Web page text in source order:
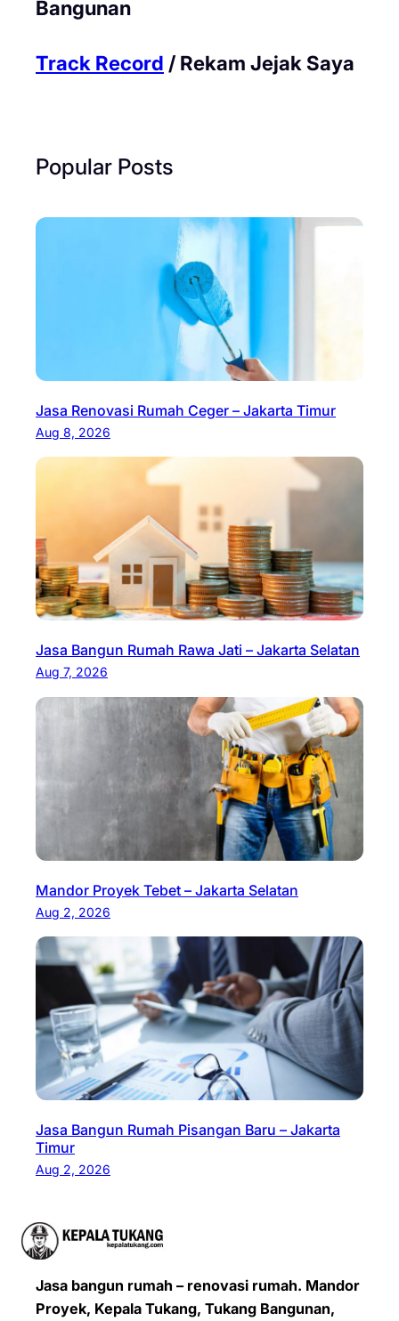
Bangunan
Track Record / Rekam Jejak Saya
Popular Posts
Jasa Renovasi Rumah Ceger – Jakarta Timur
Aug 8, 2026
Jasa Bangun Rumah Rawa Jati – Jakarta Selatan
Aug 7, 2026
Mandor Proyek Tebet – Jakarta Selatan
Aug 2, 2026
Jasa Bangun Rumah Pisangan Baru – Jakarta
Timur
Aug 2, 2026
Jasa bangun rumah – renovasi rumah. Mandor
Proyek, Kepala Tukang, Tukang Bangunan,